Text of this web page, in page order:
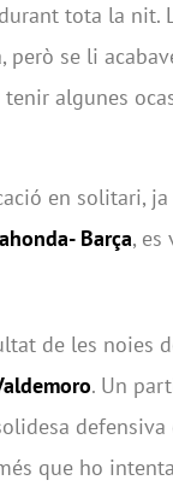
tota la nit.
però se li
tenir algunes
en solitari,
Barça, es
de les noies
. Un
defensiva
que ho